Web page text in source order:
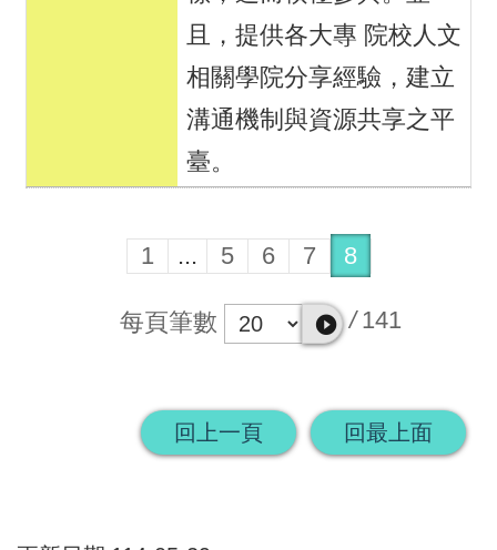
且，提供各大專 院校人文
相關學院分享經驗，建立
溝通機制與資源共享之平
臺。
1 ... 5 6 7 8
每頁筆數 / 141
回上一頁 回最上面